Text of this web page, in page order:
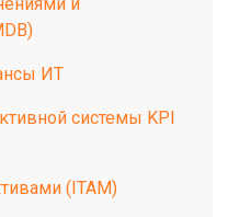
ИТ
системы KPI
(ITAM)